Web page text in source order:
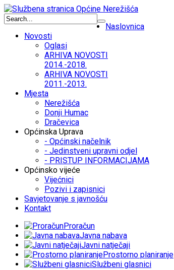
Naslovnica
Novosti
Oglasi
ARHIVA NOVOSTI
2014.-2018.
ARHIVA NOVOSTI
2011.-2013.
Mjesta
Nerežišća
Donji Humac
Dračevica
Općinska Uprava
- Općinski načelnik
- Jedinstveni upravni odjel
- PRISTUP INFORMACIJAMA
Općinsko vijeće
Vijećnici
Pozivi i zapisnici
Savjetovanje s javnošću
Kontakt
Proračun
Javna nabava
Javni natječaji
Prostorno planiranje
Službeni glasnici